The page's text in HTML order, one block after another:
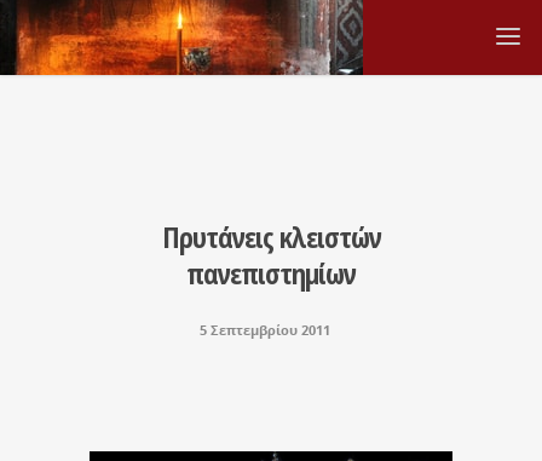
Πρυτάνεις κλειστών
πανεπιστημίων
5 Σεπτεμβρίου 2011